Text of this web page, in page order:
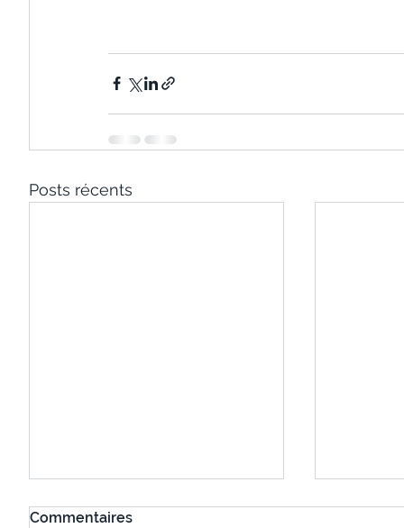
Posts récents
Commentaires